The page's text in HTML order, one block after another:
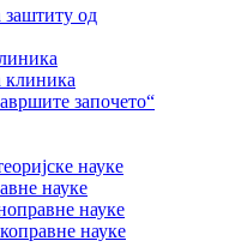
од
започето“
науке
науке
науке
науке